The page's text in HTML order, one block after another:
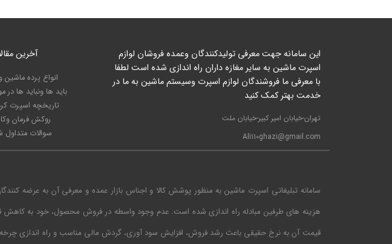
این سامانه جهت معرفی تولیدکنندگان وعمده فروشان لوازم
اسپرت ماشین به سایر مغازه داران راه اندازی شده است لطفا
با معرفی ما فروشندگان لوازم اسپرت وسیستم ماشین به ما در
خدمت بهتر کمک کنید
تهران-خیابان امیر کبیر-خیابان ملت
Ali110ghazi@gmail.com
آخرین
انواع پرده ماشین
باید ها ونباید ها
تاریخچه اسپرت
روکش فرمان
سوالات متداول
سامانه تبلیغاتی اسپرت ماشین به منظور پوشش کالا و اجناس بازار عمده و معرفی آن به عرضه
هزینه های طرفین مبادله راه اندازی شده است. عدم وجود واسطه در فروش محصول، خود به کاهش
قیمت آن به نرخ حقیقی باعث رشد فروش، افزایش سود آوری، گردش مالی مناسب و راه اندازی